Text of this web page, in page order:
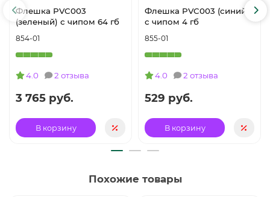
Флешка PVC003
(зеленый) с чипом 64 гб
854-01
4.0 2 отзыва
3 765 руб.
В корзину
Флешка PVC003 (синий)
с чипом 4 гб
855-01
4.0 2 отзыва
529 руб.
В корзину
Похожие товары